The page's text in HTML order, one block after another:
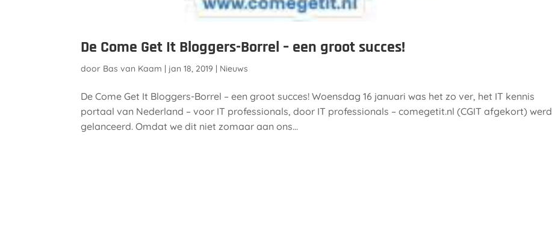
De Come Get It Bloggers-Borrel – een groot succes!
door Bas van Kaam | jan 18, 2019 | Nieuws
De Come Get It Bloggers-Borrel – een groot succes! Woensdag 16 januari was het zo ver, het IT kennis
portaal van Nederland – voor IT professionals, door IT professionals – comegetit.nl (CGIT afgekort) werd
gelanceerd. Omdat we dit niet zomaar aan ons...